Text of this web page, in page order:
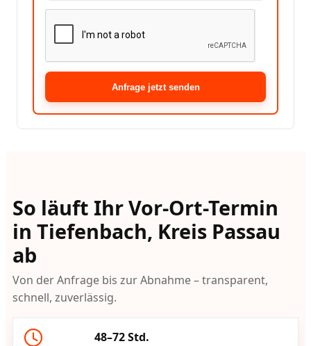
Anfrage jetzt senden
So läuft Ihr Vor-Ort-Termin
in Tiefenbach, Kreis Passau
ab
Von der Anfrage bis zur Abnahme – transparent,
schnell, zuverlässig.
48–72 Std.